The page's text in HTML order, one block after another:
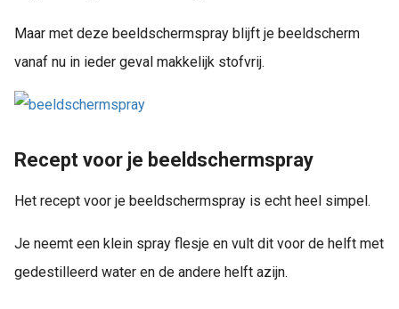
Maar met deze beeldschermspray blijft je beeldscherm
vanaf nu in ieder geval makkelijk stofvrij.
Recept voor je beeldschermspray
Het recept voor je beeldschermspray is echt heel simpel.
Je neemt een klein spray flesje en vult dit voor de helft met
gedestilleerd water en de andere helft azijn.